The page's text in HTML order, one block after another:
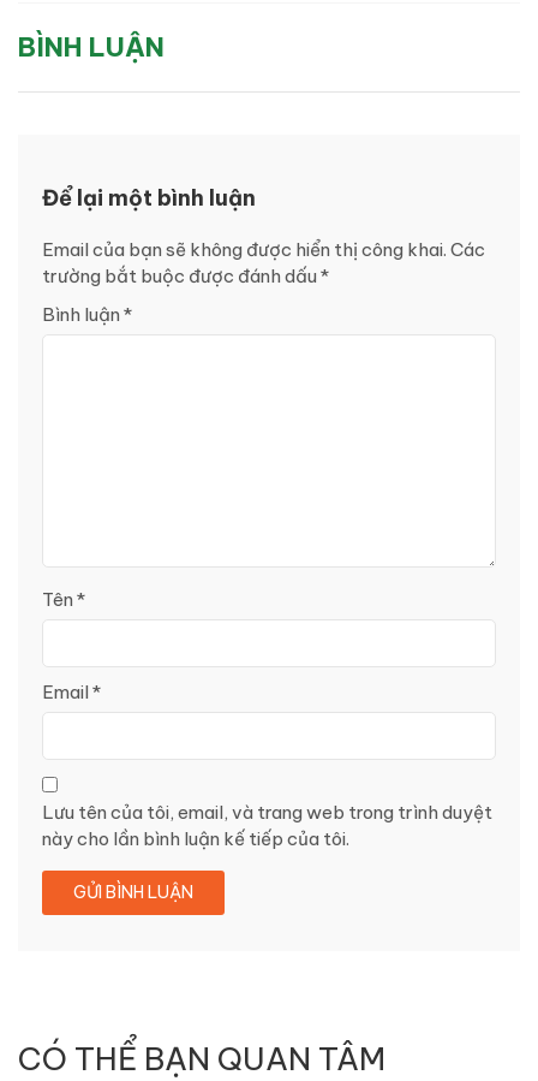
BÌNH LUẬN
Để lại một bình luận
Email của bạn sẽ không được hiển thị công khai. Các
trường bắt buộc được đánh dấu *
Bình luận *
Tên *
Email*
Lưu tên của tôi, email, và trang web trong trình duyệt
này cho lần bình luận kế tiếp của tôi.
CÓ THỂ BẠN QUAN TÂM